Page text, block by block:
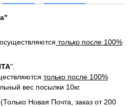
только после 100%
".
только после 100%
вес посылки 10кг.
(Только Новая Почта, заказ от 200